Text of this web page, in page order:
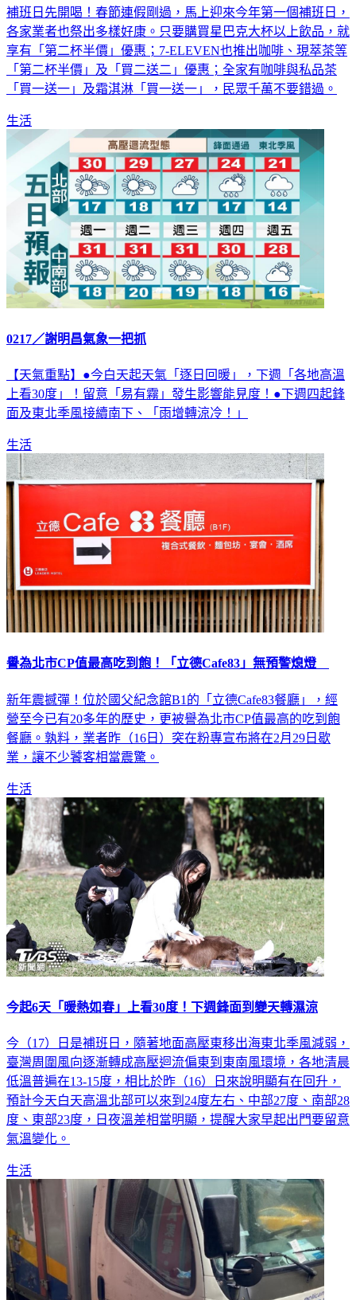
補班日先開喝！春節連假剛過，馬上迎來今年第一個補班日，
各家業者也祭出多樣好康。只要購買星巴克大杯以上飲品，就
享有「第二杯半價」優惠；7-ELEVEN也推出咖啡、現萃茶等
「第二杯半價」及「買二送二」優惠；全家有咖啡與私品茶
「買一送一」及霜淇淋「買一送一」，民眾千萬不要錯過。
生活
0217／謝明昌氣象一把抓
【天氣重點】●今白天起天氣「逐日回暖」，下週「各地高溫
上看30度」！留意「易有霧」發生影響能見度！●下週四起鋒
面及東北季風接續南下、「雨增轉涼冷！」
生活
譽為北市CP值最高吃到飽！「立德Cafe83」無預警熄燈
新年震撼彈！位於國父紀念館B1的「立德Cafe83餐廳」，經
營至今已有20多年的歷史，更被譽為北市CP值最高的吃到飽
餐廳。孰料，業者昨（16日）突在粉專宣布將在2月29日歇
業，讓不少饕客相當震驚。
生活
今起6天「暖熱如春」上看30度！下週鋒面到變天轉濕涼
今（17）日是補班日，隨著地面高壓東移出海東北季風減弱，
臺灣周圍風向逐漸轉成高壓迴流偏東到東南風環境，各地清晨
低溫普遍在13-15度，相比於昨（16）日來說明顯有在回升，
預計今天白天高溫北部可以來到24度左右、中部27度、南部28
度、東部23度，日夜溫差相當明顯，提醒大家早起出門要留意
氣溫變化。
生活